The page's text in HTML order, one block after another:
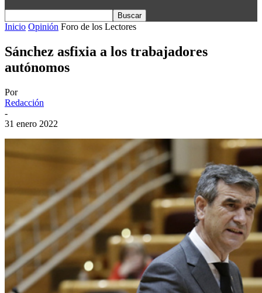
Inicio Opinión Foro de los Lectores
Sánchez asfixia a los trabajadores
autónomos
Por
Redacción
-
31 enero 2022